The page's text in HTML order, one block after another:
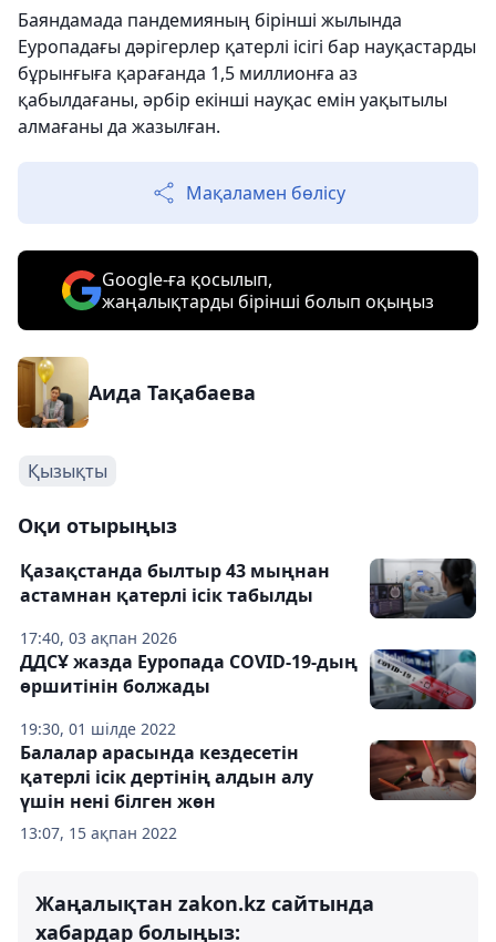
Баяндамада пандемияның бірінші жылында
Еуропадағы дәрігерлер қатерлі ісігі бар науқастарды
бұрынғыға қарағанда 1,5 миллионға аз
қабылдағаны, әрбір екінші науқас емін уақытылы
алмағаны да жазылған.
Мақаламен бөлісу
Google-ға қосылып,
жаңалықтарды бірінші болып оқыңыз
Аида Тақабаева
Қызықты
Оқи отырыңыз
17:40, 03 ақпан 2026
Қазақстанда былтыр 43 мыңнан
астамнан қатерлі ісік табылды
19:30, 01 шілде 2022
ДДСҰ жазда Еуропада COVID-19-дың
өршитінін болжады
13:07, 15 ақпан 2022
Балалар арасында кездесетін
қатерлі ісік дертінің алдын алу
үшін нені білген жөн
Жаңалықтан zakon.kz сайтында
хабардар болыңыз: